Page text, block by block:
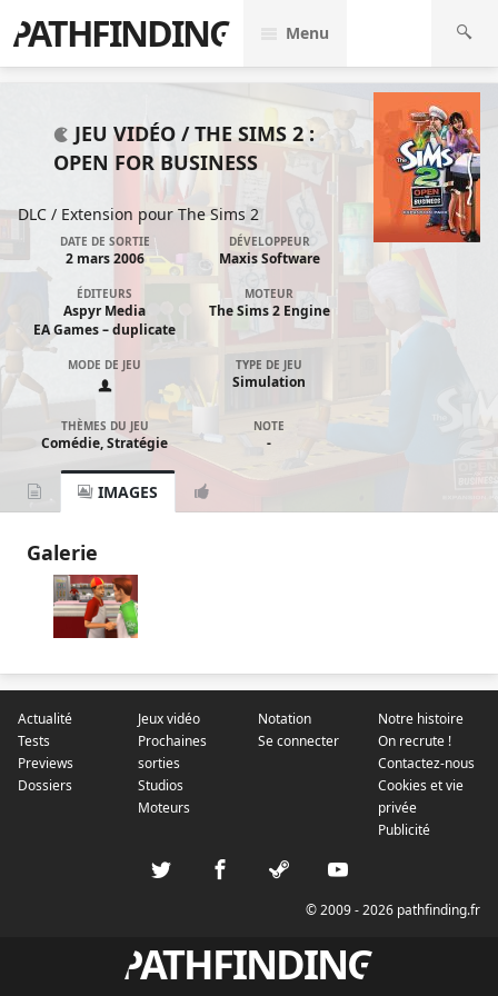
PATHFINDING Menu
JEU VIDÉO /THE SIMS 2 :
OPEN FOR BUSINESS
DLC / Extension pour The Sims 2
DATE DE SORTIE
2 mars 2006
DÉVELOPPEUR
Maxis Software
ÉDITEURS
Aspyr Media
EA Games – duplicate
MOTEUR
The Sims 2 Engine
MODE DE JEU TYPE DE JEU
Simulation
THÈMES DU JEU
Comédie, Stratégie
NOTE
-
IMAGES
Galerie
Actualité
Tests
Previews
Dossiers
Jeux vidéo
Prochaines
sorties
Studios
Moteurs
Notation
Se connecter
Notre histoire
On recrute !
Contactez-nous
Cookies et vie
privée
Publicité
© 2009 - 2026 pathfinding.fr
PATHFINDING